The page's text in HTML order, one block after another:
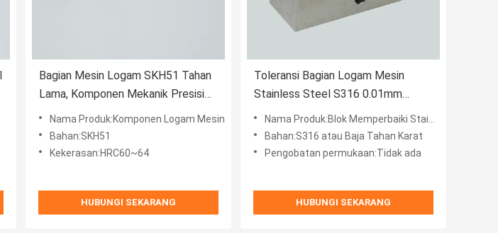
Bagian Mesin Logam SKH51 Tahan
Lama, Komponen Mekanik Presisi
Penggilingan
Nama Produk:Komponen Logam Mesin
Bahan:SKH51
Kekerasan:HRC60~64
HUBUNGI SEKARANG
Toleransi Bagian Logam Mesin
Stainless Steel S316 0.01mm
Praktis
Nama Produk:Blok Memperbaiki Stainless Steel
Bahan:S316 atau Baja Tahan Karat
Pengobatan permukaan:Tidak ada
HUBUNGI SEKARANG